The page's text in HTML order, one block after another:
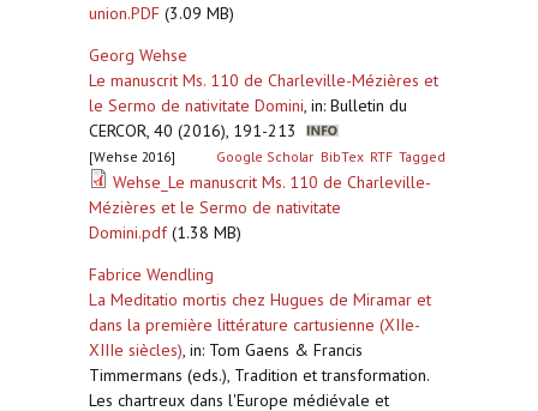
union.PDF (3.09 MB)
Georg Wehse
Le manuscrit Ms. 110 de Charleville-Mézières et
le Sermo de nativitate Domini, in: Bulletin du
CERCOR, 40 (2016), 191-213
[Wehse 2016] Google Scholar BibTex RTF Tagged
Wehse_Le manuscrit Ms. 110 de Charleville-
Mézières et le Sermo de nativitate
Domini.pdf(1.38 MB)
Fabrice Wendling
La Meditatio mortis chez Hugues de Miramar et
dans la première littérature cartusienne (XIIe-
XIIIe siècles), in: Tom Gaens & Francis
Timmermans (eds.), Tradition et transformation.
Les chartreux dans l'Europe médiévale et